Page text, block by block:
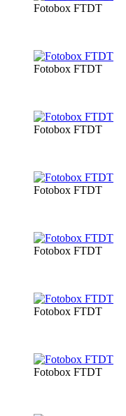
Fotobox FTDT
Fotobox FTDT
Fotobox FTDT
Fotobox FTDT
Fotobox FTDT
Fotobox FTDT
Fotobox FTDT